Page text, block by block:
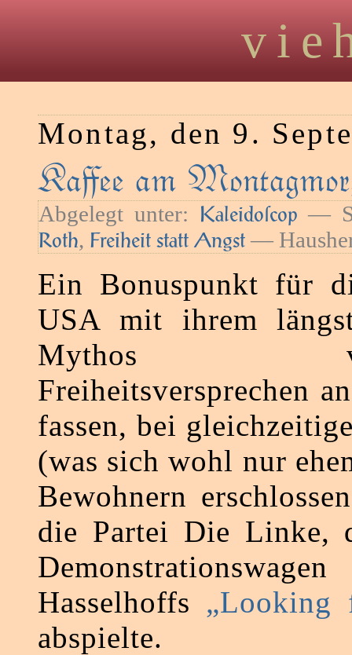
Montag, den 9.
Kaﬀee am
Abgelegt unter: Kaleidoſcop —
Roth, Freiheit statt Angst —
Ein Bonuspunkt für
USA mit ihrem
Mythos
Freiheitsversprechen
fassen, bei
(was sich wohl nur
Bewohnern
die Partei Die Linke,
Hasselhoffs „Looking
abspielte.